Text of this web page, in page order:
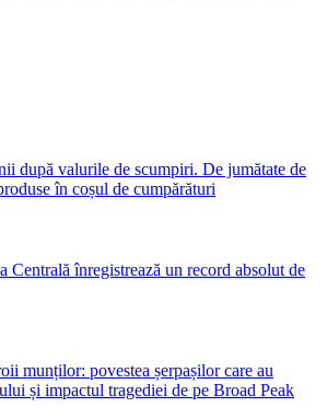
după valurile de scumpiri. De jumătate de
în coșul de cumpărături
Centrală înregistrează un record absolut de
munților: povestea șerpașilor care au
și impactul tragediei de pe Broad Peak